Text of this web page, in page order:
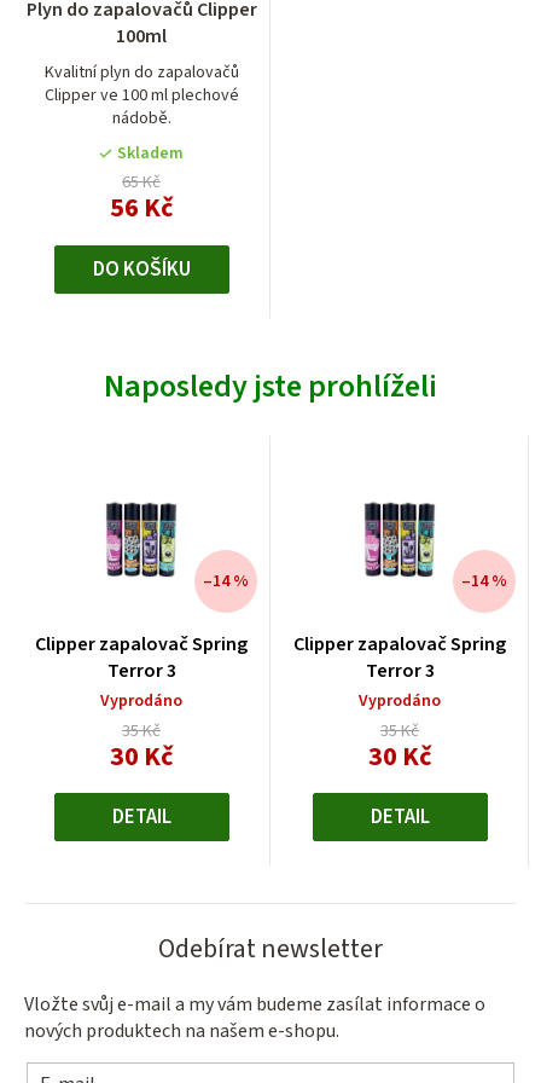
Plyn do zapalovačů Clipper
100ml
Kvalitní plyn do zapalovačů
Clipper ve 100 ml plechové
nádobě.
Skladem
65 Kč
56 Kč
DO KOŠÍKU
Naposledy jste prohlíželi
Clipper zapalovač Spring
Terror 3
Vyprodáno
35 Kč
–14 %
30 KčMěrná
DETAIL
Clipper zapalovač Spring
Terror 3
Vyprodáno
35 Kč
–14 %
30 KčMěrná
DETAIL
Odebírat newsletter
Vložte svůj e-mail a my vám budeme zasílat informace o
nových produktech na našem e-shopu.